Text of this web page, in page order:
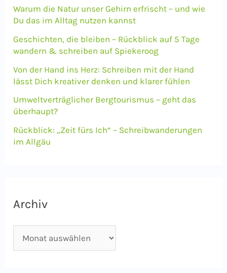
n
c
h
:
Warum die Natur unser Gehirn erfrischt – und wie
Du das im Alltag nutzen kannst
Geschichten, die bleiben – Rückblick auf 5 Tage
wandern & schreiben auf Spiekeroog
Von der Hand ins Herz: Schreiben mit der Hand
lässt Dich kreativer denken und klarer fühlen
Umweltverträglicher Bergtourismus – geht das
überhaupt?
Rückblick: „Zeit fürs Ich“ – Schreibwanderungen
im Allgäu
Archiv
r